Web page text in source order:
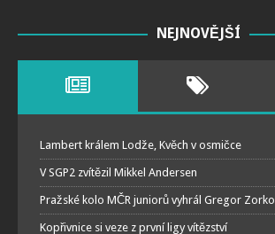
NEJNOVĚJŠÍ
Lambert králem Lodže, Kvěch v osmičce
V SGP2 zvítězil Mikkel Andersen
Pražské kolo MČR juniorů vyhrál Gregor Zorko
Kopřivnice si veze z první ligy vítězství